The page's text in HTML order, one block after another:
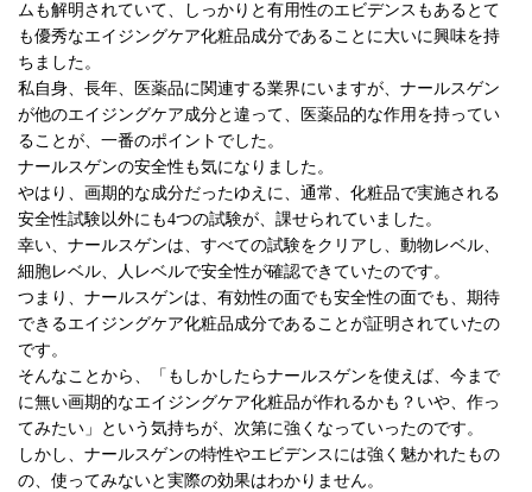
ムも解明されていて、しっかりと有用性のエビデンスもあるとて
も優秀なエイジングケア化粧品成分であることに大いに興味を持
ちました。
私自身、長年、医薬品に関連する業界にいますが、ナールスゲン
が他のエイジングケア成分と違って、医薬品的な作用を持ってい
ることが、一番のポイントでした。
ナールスゲンの安全性も気になりました。
やはり、画期的な成分だったゆえに、通常、化粧品で実施される
安全性試験以外にも4つの試験が、課せられていました。
幸い、ナールスゲンは、すべての試験をクリアし、動物レベル、
細胞レベル、人レベルで安全性が確認できていたのです。
つまり、ナールスゲンは、有効性の面でも安全性の面でも、期待
できるエイジングケア化粧品成分であることが証明されていたの
です。
そんなことから、「もしかしたらナールスゲンを使えば、今まで
に無い画期的なエイジングケア化粧品が作れるかも？いや、作っ
てみたい」という気持ちが、次第に強くなっていったのです。
しかし、ナールスゲンの特性やエビデンスには強く魅かれたもの
の、使ってみないと実際の効果はわかりません。